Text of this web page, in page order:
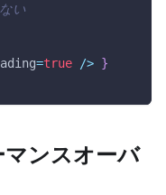
い
=true /> }
ンスオーバ